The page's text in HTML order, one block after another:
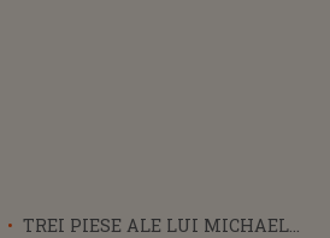
TREI PIESE ALE LUI MICHAEL